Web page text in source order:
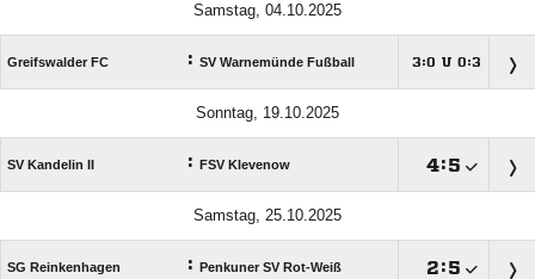
Samstag, 04.10.2025
Greifswalder FC : SV Warnemünde Fußball : U :
Sonntag, 19.10.2025
SV Kandelin II : FSV Klevenow :
Samstag, 25.10.2025
SG Reinkenhagen : Penkuner SV Rot-Weiß :